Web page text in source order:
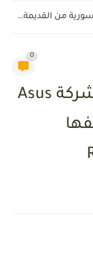
رابط تحويل العملة السورية من القديمة إلى الجديدة 2026
0
أقوى هاتف للألعاب.. شركة Asus